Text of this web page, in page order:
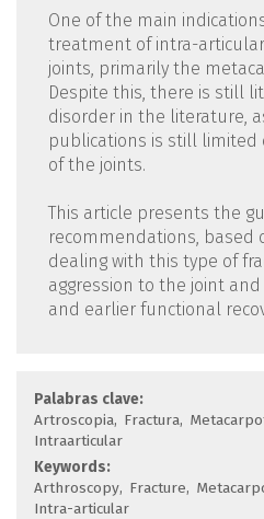
One of the main
treatment of intra-
joints, primarily the
Despite this, there is still
disorder in the literature,
publications is still
of the joints.
This article presents the
recommendations, based
dealing with this type of
aggression to the joint
and earlier functional
Palabras clave:
Artroscopia Fractura
Intraarticular
Keywords:
Arthroscopy Fracture
Intra-articular